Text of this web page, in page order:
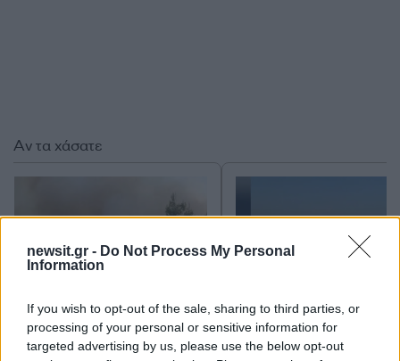
newsit.gr - Do Not Process My Personal
Information
If you wish to opt-out of the sale, sharing to third parties, or
processing of your personal or sensitive information for
targeted advertising by us, please use the below opt-out
Αν τα χάσατε
Φωτιά στο Μουζάκι Ηλείας
- Μεγάλη κινητοποίηση της
Μετέτρεψαν το
Σαρακήνικο της